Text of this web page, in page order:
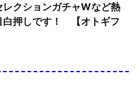
レクションガチャWなど熱
白押しです！ 【オトギフ